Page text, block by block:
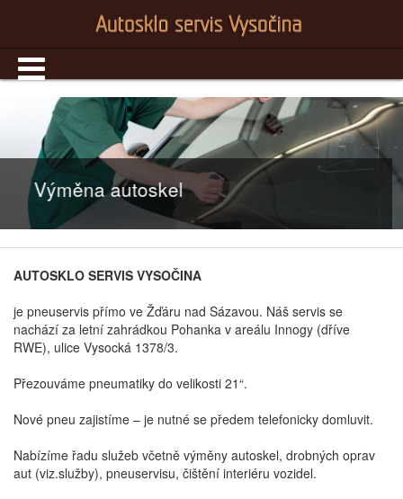
Výměna autoskel
AUTOSKLO SERVIS VYSOČINA
je pneuservis přímo ve Žďáru nad Sázavou. Náš servis se
nachází za letní zahrádkou Pohanka v areálu Innogy (dříve
RWE), ulice Vysocká 1378/3.
Přezouváme pneumatiky do velikosti 21“.
Nové pneu zajistíme – je nutné se předem telefonicky domluvit.
Nabízíme řadu služeb včetně výměny autoskel, drobných oprav
aut (viz.služby), pneuservisu, čištění interiéru vozidel.